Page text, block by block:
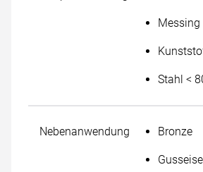
Messing
Stahl <
Nebenanwendung Bronze